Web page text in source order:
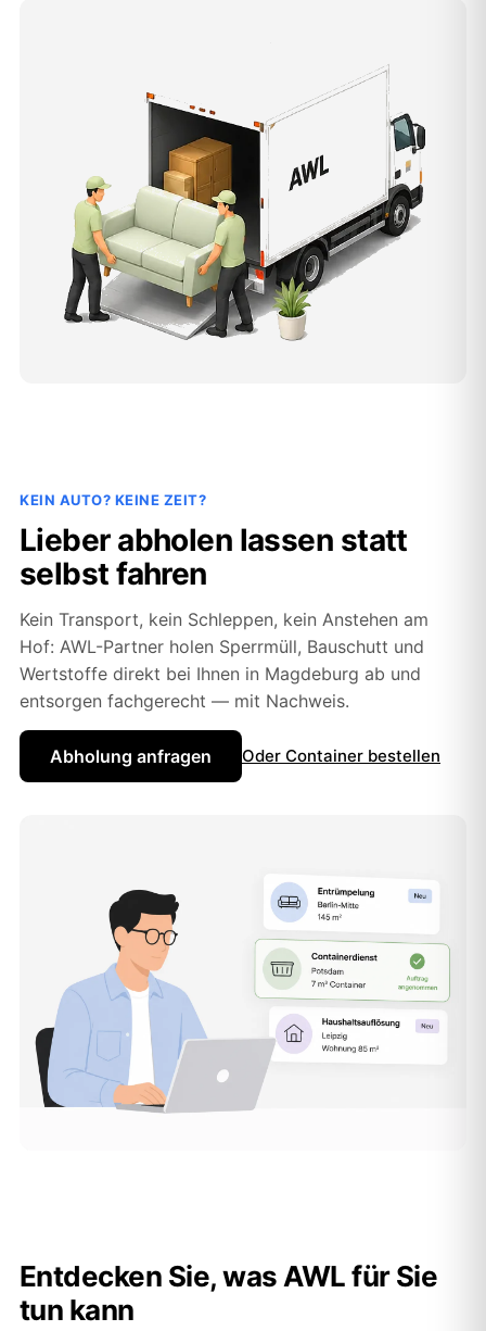
KEIN AUTO? KEINE ZEIT?
Lieber abholen lassen statt
selbst fahren
Kein Transport, kein Schleppen, kein Anstehen am
Hof: AWL-Partner holen Sperrmüll, Bauschutt und
Wertstoffe direkt bei Ihnen in Magdeburg ab und
entsorgen fachgerecht — mit Nachweis.
Abholung anfragen Oder Container bestellen
Entdecken Sie, was AWL für Sie
tun kann